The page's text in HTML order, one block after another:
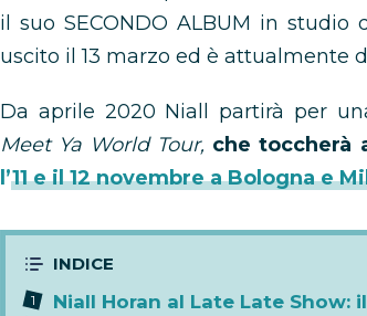
il suo SECONDO ALBUM in studio
uscito il 13 marzo ed è attualmente
Da aprile 2020 Niall partirà per
Meet Ya World Tour, che toccherà
l’11 e il 12 novembre a Bologna e
Niall Horan al Late Late Show: